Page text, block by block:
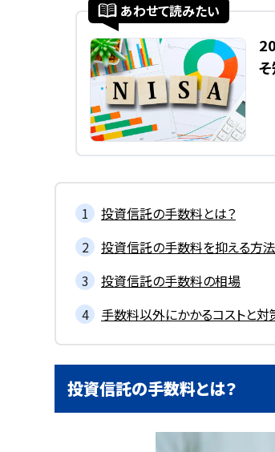
あわせて読みたい
投資信託の手数料とは？
投資信託の手数料を抑える方法
投資信託の手数料の相場
手数料以外にかかるコストと対
投資信託の手数料とは？